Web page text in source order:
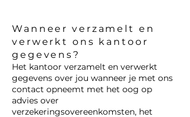
Wanneer verzamelt en
verwerkt ons kantoor
gegevens?
Het kantoor verzamelt en verwerkt
gegevens over jou wanneer je met ons
contact opneemt met het oog op
advies over
verzekeringsovereenkomsten, het